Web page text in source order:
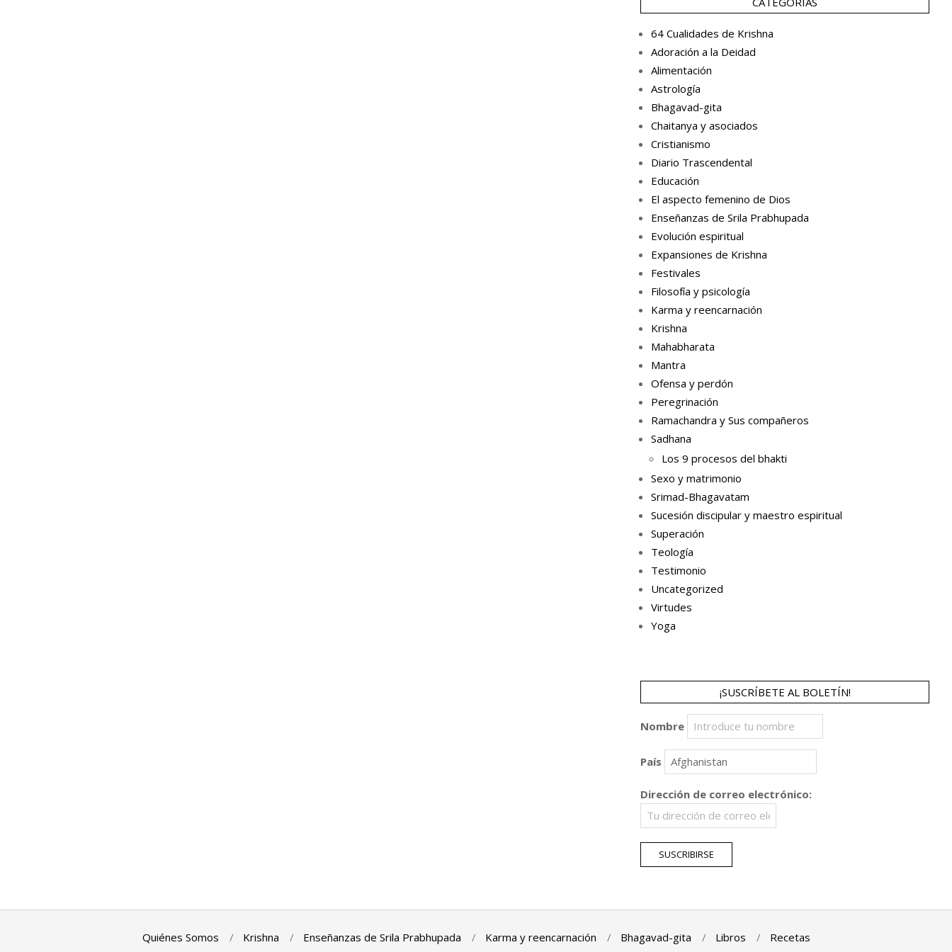
64 Cualidades de Krishna
Adoración a la Deidad
Alimentación
Astrología
Bhagavad-gita
Chaitanya y asociados
Cristianismo
Diario Trascendental
Educación
El aspecto femenino de Dios
Enseñanzas de Srila Prabhupada
Evolución espiritual
Expansiones de Krishna
Festivales
Filosofía y psicología
Karma y reencarnación
Krishna
Mahabharata
Mantra
Ofensa y perdón
Peregrinación
Ramachandra y Sus compañeros
Sadhana
Los 9 procesos del bhakti
Sexo y matrimonio
Srimad-Bhagavatam
Sucesión discipular y maestro espiritual
Superación
Teología
Testimonio
Uncategorized
Virtudes
Yoga
¡SUSCRÍBETE AL BOLETÍN!
Nombre
País
Dirección de correo electrónico:
Quiénes Somos Krishna Enseñanzas de Srila Prabhupada Karma y reencarnación Bhagavad-gita Libros Recetas